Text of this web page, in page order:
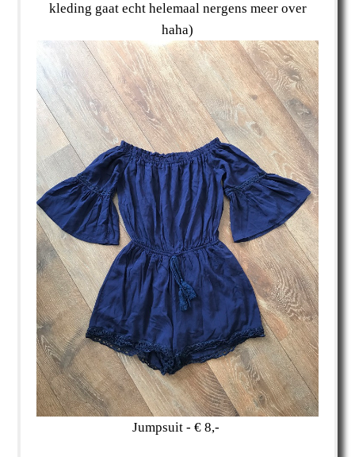
kleding gaat echt helemaal nergens meer over
haha)
Jumpsuit - € 8,-